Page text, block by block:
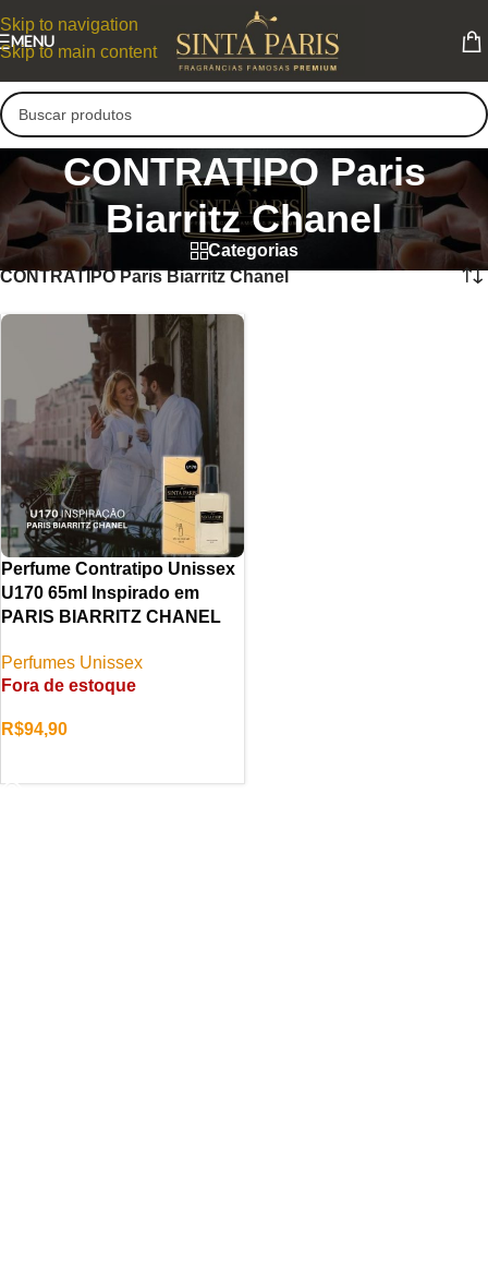
Skip to navigation
Skip to main content
MENU
CONTRATIPO Paris
Biarritz Chanel
Categorias
CONTRATIPO Paris Biarritz Chanel
Perfume Contratipo Unissex
U170 65ml Inspirado em
PARIS BIARRITZ CHANEL
Perfumes Unissex
Fora de estoque
R$94,90